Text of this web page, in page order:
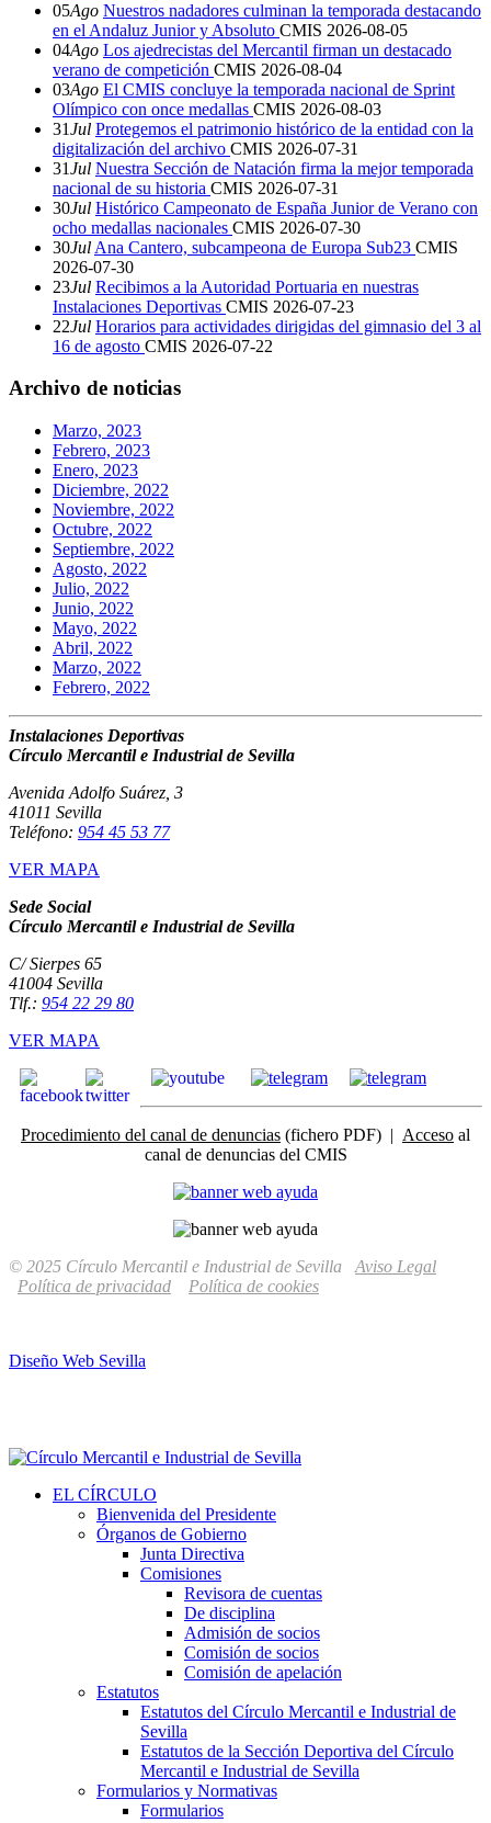
05Ago Nuestros nadadores culminan la temporada destacando
en el Andaluz Junior y Absoluto CMIS 2026-08-05
04Ago Los ajedrecistas del Mercantil firman un destacado
verano de competición CMIS 2026-08-04
03Ago El CMIS concluye la temporada nacional de Sprint
Olímpico con once medallas CMIS 2026-08-03
31Jul Protegemos el patrimonio histórico de la entidad con la
digitalización del archivo CMIS 2026-07-31
31Jul Nuestra Sección de Natación firma la mejor temporada
nacional de su historia CMIS 2026-07-31
30Jul Histórico Campeonato de España Junior de Verano con
ocho medallas nacionales CMIS 2026-07-30
30Jul Ana Cantero, subcampeona de Europa Sub23 CMIS
2026-07-30
23Jul Recibimos a la Autoridad Portuaria en nuestras
Instalaciones Deportivas CMIS 2026-07-23
22Jul Horarios para actividades dirigidas del gimnasio del 3 al
16 de agosto CMIS 2026-07-22
Archivo de noticias
Marzo, 2023
Febrero, 2023
Enero, 2023
Diciembre, 2022
Noviembre, 2022
Octubre, 2022
Septiembre, 2022
Agosto, 2022
Julio, 2022
Junio, 2022
Mayo, 2022
Abril, 2022
Marzo, 2022
Febrero, 2022
Instalaciones Deportivas
Círculo Mercantil e Industrial de Sevilla
Avenida Adolfo Suárez, 3
41011 Sevilla
Teléfono: 954 45 53 77
VER MAPA
Sede Social
Círculo Mercantil e Industrial de Sevilla
C/ Sierpes 65
41004 Sevilla
Tlf.: 954 22 29 80
VER MAPA
Procedimiento del canal de denuncias (fichero PDF) | Acceso al
canal de denuncias del CMIS
© 2025 Círculo Mercantil e Industrial de Sevilla Aviso Legal
Política de privacidad
Política de cookies
Diseño Web Sevilla
EL CÍRCULO
Bienvenida del Presidente
Órganos de Gobierno
Junta Directiva
Comisiones
Revisora de cuentas
De disciplina
Admisión de socios
Comisión de socios
Comisión de apelación
Estatutos
Estatutos del Círculo Mercantil e Industrial de
Sevilla
Estatutos de la Sección Deportiva del Círculo
Mercantil e Industrial de Sevilla
Formularios y Normativas
Formularios